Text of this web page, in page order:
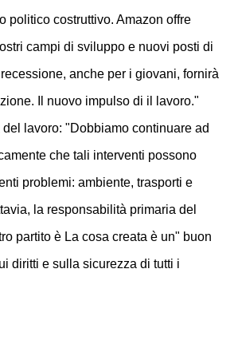
politico costruttivo. Amazon offre
campi di sviluppo e nuovi posti di
anche per i giovani, fornirà
Il nuovo impulso di il lavoro."
del lavoro: "Dobbiamo continuare ad
che tali interventi possono
problemi: ambiente, trasporti e
la responsabilità primaria del
partito è La cosa creata è un" buon
diritti e sulla sicurezza di tutti i